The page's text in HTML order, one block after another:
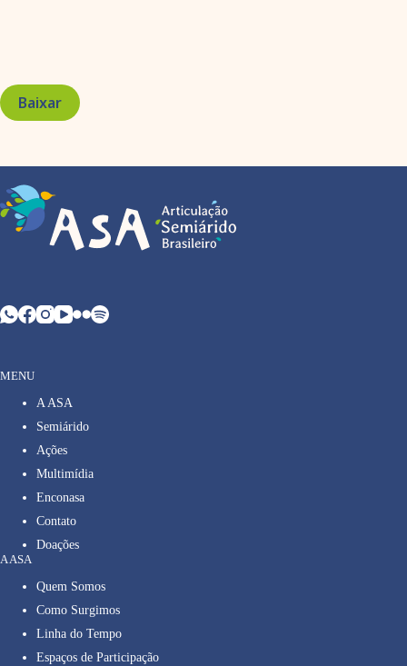
Baixar
MENU
A ASA
Semiárido
Ações
Multimídia
Enconasa
Contato
Doações
A ASA
Quem Somos
Como Surgimos
Linha do Tempo
Espaços de Participação